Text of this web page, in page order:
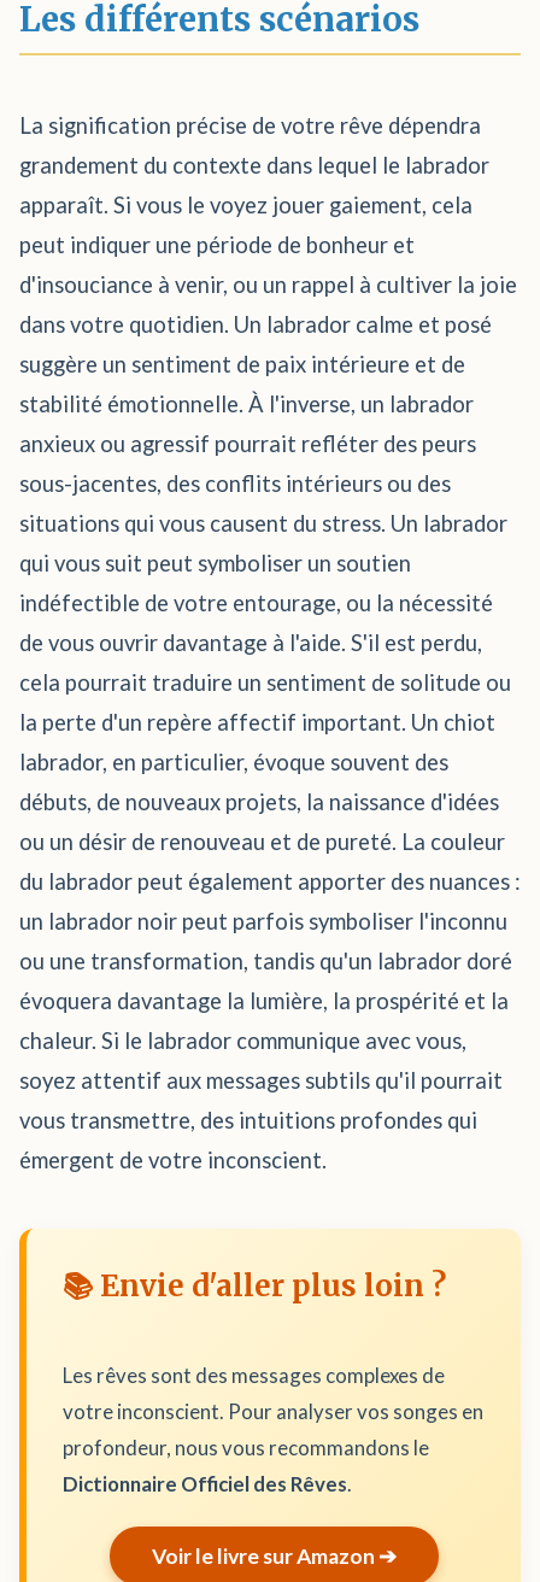
Les différents scénarios
La signification précise de votre rêve dépendra
grandement du contexte dans lequel le labrador
apparaît. Si vous le voyez jouer gaiement, cela
peut indiquer une période de bonheur et
d'insouciance à venir, ou un rappel à cultiver la joie
dans votre quotidien. Un labrador calme et posé
suggère un sentiment de paix intérieure et de
stabilité émotionnelle. À l'inverse, un labrador
anxieux ou agressif pourrait refléter des peurs
sous-jacentes, des conflits intérieurs ou des
situations qui vous causent du stress. Un labrador
qui vous suit peut symboliser un soutien
indéfectible de votre entourage, ou la nécessité
de vous ouvrir davantage à l'aide. S'il est perdu,
cela pourrait traduire un sentiment de solitude ou
la perte d'un repère affectif important. Un chiot
labrador, en particulier, évoque souvent des
débuts, de nouveaux projets, la naissance d'idées
ou un désir de renouveau et de pureté. La couleur
du labrador peut également apporter des nuances :
un labrador noir peut parfois symboliser l'inconnu
ou une transformation, tandis qu'un labrador doré
évoquera davantage la lumière, la prospérité et la
chaleur. Si le labrador communique avec vous,
soyez attentif aux messages subtils qu'il pourrait
vous transmettre, des intuitions profondes qui
émergent de votre inconscient.
📚 Envie d'aller plus loin ?
Les rêves sont des messages complexes de
votre inconscient. Pour analyser vos songes en
profondeur, nous vous recommandons le
Dictionnaire Officiel des Rêves.
Voir le livre sur Amazon ➔